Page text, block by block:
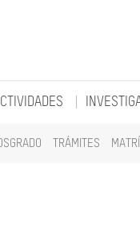
TRÁMITES